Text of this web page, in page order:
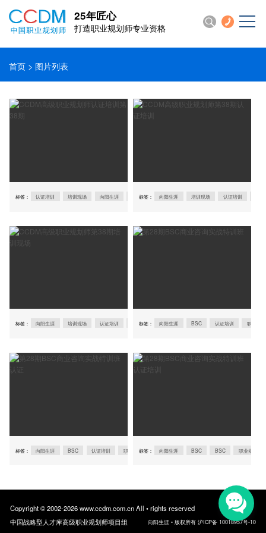
25年匠心
打造职业规划师专业资格
首页 > 图片列表
标签： 认证培训 培训现场 向阳生涯 职业规划师认证 职业规划
标签： 向阳生涯 培训现场 认证培训
标签： 向阳生涯 培训现场 认证培训 职业规划师认证 职业规划师培训现场 培训现场
标签： 向阳生涯 BSC 认证培训 职业规
标签： 向阳生涯 BSC 认证培训 职业规划师认证 职业规划师培训现场 培训现场
标签： 向阳生涯 BSC BSC 职业规划师
Copyright © 2002-2026 www.ccdm.com.cn All • rights reserved
中国战略型人才库高级职业规划师项目组
向阳生涯 • 版权所有 沪ICP备 10018957号-10